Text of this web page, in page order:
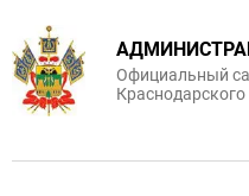
Официальный
Краснодарского